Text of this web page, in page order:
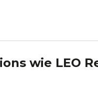
wie LEO